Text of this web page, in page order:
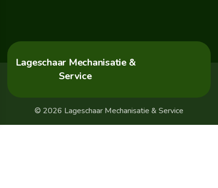
Lageschaar Mechanisatie &
Service
© 2026 Lageschaar Mechanisatie & Service